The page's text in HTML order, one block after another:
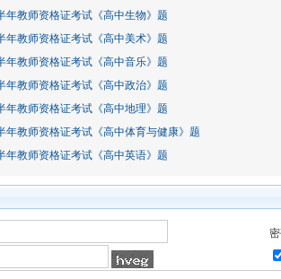
年教师资格证考试《高中生物》题
年教师资格证考试《高中美术》题
年教师资格证考试《高中音乐》题
年教师资格证考试《高中政治》题
年教师资格证考试《高中地理》题
年教师资格证考试《高中体育与健康》题
年教师资格证考试《高中英语》题